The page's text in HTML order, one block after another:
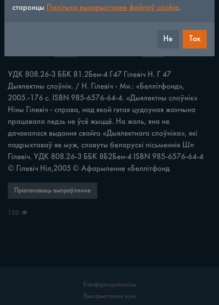
УДК 808.26-3 ББК 81.2Беи-4 Г47 Гілевіч Н. Г 47
Дыялектны слоўнік. / Н. Гілевіч - Мн.: «Беллітфонд»,
2005.-176 с. ISBN 985-6576-64-4. «Дыялектны слоўнік»
Ніны Гілевіч - справа, над якой гэтая цудоуная жанчына
працавала ледзь не ўсё жыццё. На жаль, яна не
дачакалася выдання свайго «Дыялектнага слоўніка», які
падрыхтаваў яе муж, славуты беларускі пісьменнік Шл
Гілевіч. УДК 808.26-3 ББК 8Б2Беи-4 ISBN 985-6576-64-4
© Гілевіч Ніл,2005 © Афармленне «Беллітфонд
Прапанаваць выпраўленне
100 👁
Канфідэнцыйнасць
Выкарыстанне кукі
старонцы
Палітыка выкарыстання файлаў cookie.
Не Так